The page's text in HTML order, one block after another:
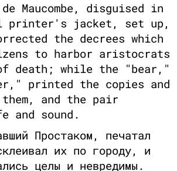
Maucombe, disguised in
printer's jacket, set up,
the decrees which
to harbor aristocrats
death; while the "bear,"
printed the copies and
and the pair
and sound.
Простаком, печатал
их по городу, и
целы и невредимы.